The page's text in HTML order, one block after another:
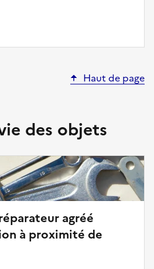
Haut de page
des objets
agréé
à proximité de